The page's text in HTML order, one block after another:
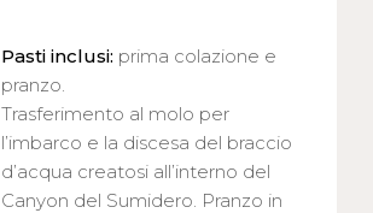
Pasti inclusi: prima colazione e
pranzo.
Trasferimento al molo per
l’imbarco e la discesa del braccio
d’acqua creatosi all’interno del
Canyon del Sumidero. Pranzo in